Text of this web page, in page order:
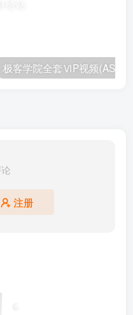
极客学院全套ⅥP视频(AS版)
注册